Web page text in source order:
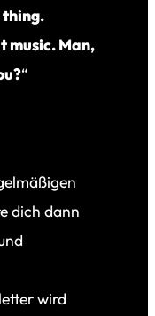
thing.
music. Man,
“
dich dann
wird